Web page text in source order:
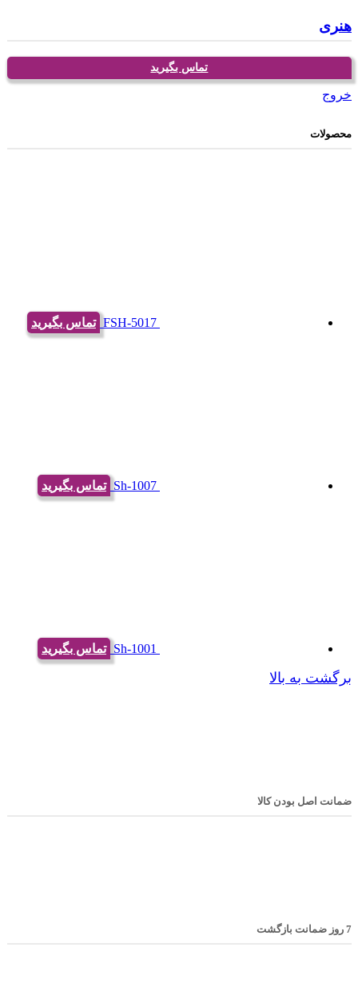
هنری
تماس بگیرید
خروج
محصولات
FSH-5017 تماس بگیرید
Sh-1007 تماس بگیرید
Sh-1001 تماس بگیرید
برگشت به بالا
ضمانت اصل بودن کالا
7 روز ضمانت بازگشت